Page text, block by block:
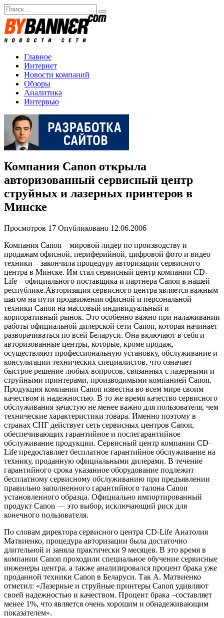
Перейти
к
содержанию
Search
for:
Главное
Интернет
Новости компаний
Обзоры
Аналитика
Интервью
Компания Canon открыла
авторизованный сервисный центр
струйных и лазерных принтеров в
Минске
Просмотров 17 Опубликовано 12.06.2006
Компания Canon – мировой лидер по производству и
продажам офисной, периферийной, цифровой фото и видео
техники – закончила процедуру авторизации сервисного
центра в Минске. Им стал сервисный центр компании CD-
Life – официального поставщика и партнера Canon в нашей
республике.Авторизация сервисного центра является важным
шагом на пути продвижения офисной и персональной
техники Canon на массовый индивидуальный и
корпоративный рынок. Это особенно важно при налаживании
работы официальной дилерской сети Canon, которая начинает
разворачиваться по всей Беларуси. Она включают в себя и
авторизованные центры, которые, кроме продаж,
осуществляют профессиональную установку, обслуживание и
консультации технических специалистов, что означает
быстрое решение любых вопросов, связанных с лазерными и
струйными принтерами, производимыми компанией Canon.
Продукция компании Canon известна во всем мире своим
качеством и надежностью. В то же время качество сервисного
обслуживания зачастую не менее важно для пользователя, чем
технические характеристики товара. Именно поэтому в
странах СНГ действует сеть сервисных центров Canon,
обеспечивающих гарантийное и послегарантийное
обслуживание продукции. Сервисный центр компании CD–
Life предоставляет бесплатное гарантийное обслуживание на
технику, проданную официальными дилерами. В течение
гарантийного срока указанное оборудование подлежит
бесплатному сервисному обслуживанию при предъявлении
правильно заполненного гарантийного талона Canon
установленного образца. Официально импортированный
продукт Canon — это выбор, исключающий риск для
конечного пользователя.
По словам директора сервисного центра CD-Life Анатолия
Матвиенко, процедура авторизации была достаточно
длительной и заняла практически 9 месяцев. В это время в
компании Canon проходили специальное обучение сервисные
инженеры центра, а также анализировался процент брака уже
проданной техники Canon в Беларуси. Так А. Матвиенко
отметил: «Лазерные и струйные принтеры Canon удивляют
своей надежностью и качеством. Процент брака –составляет
менее 1%, что является очень хорошим и обнадеживающим
показателем».